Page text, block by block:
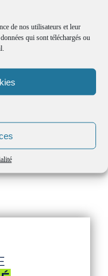
de nos utilisateurs et leur
qui sont téléchargés ou